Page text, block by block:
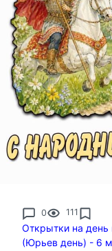
0 111
Открытки на день
(Юрьев день) - 6